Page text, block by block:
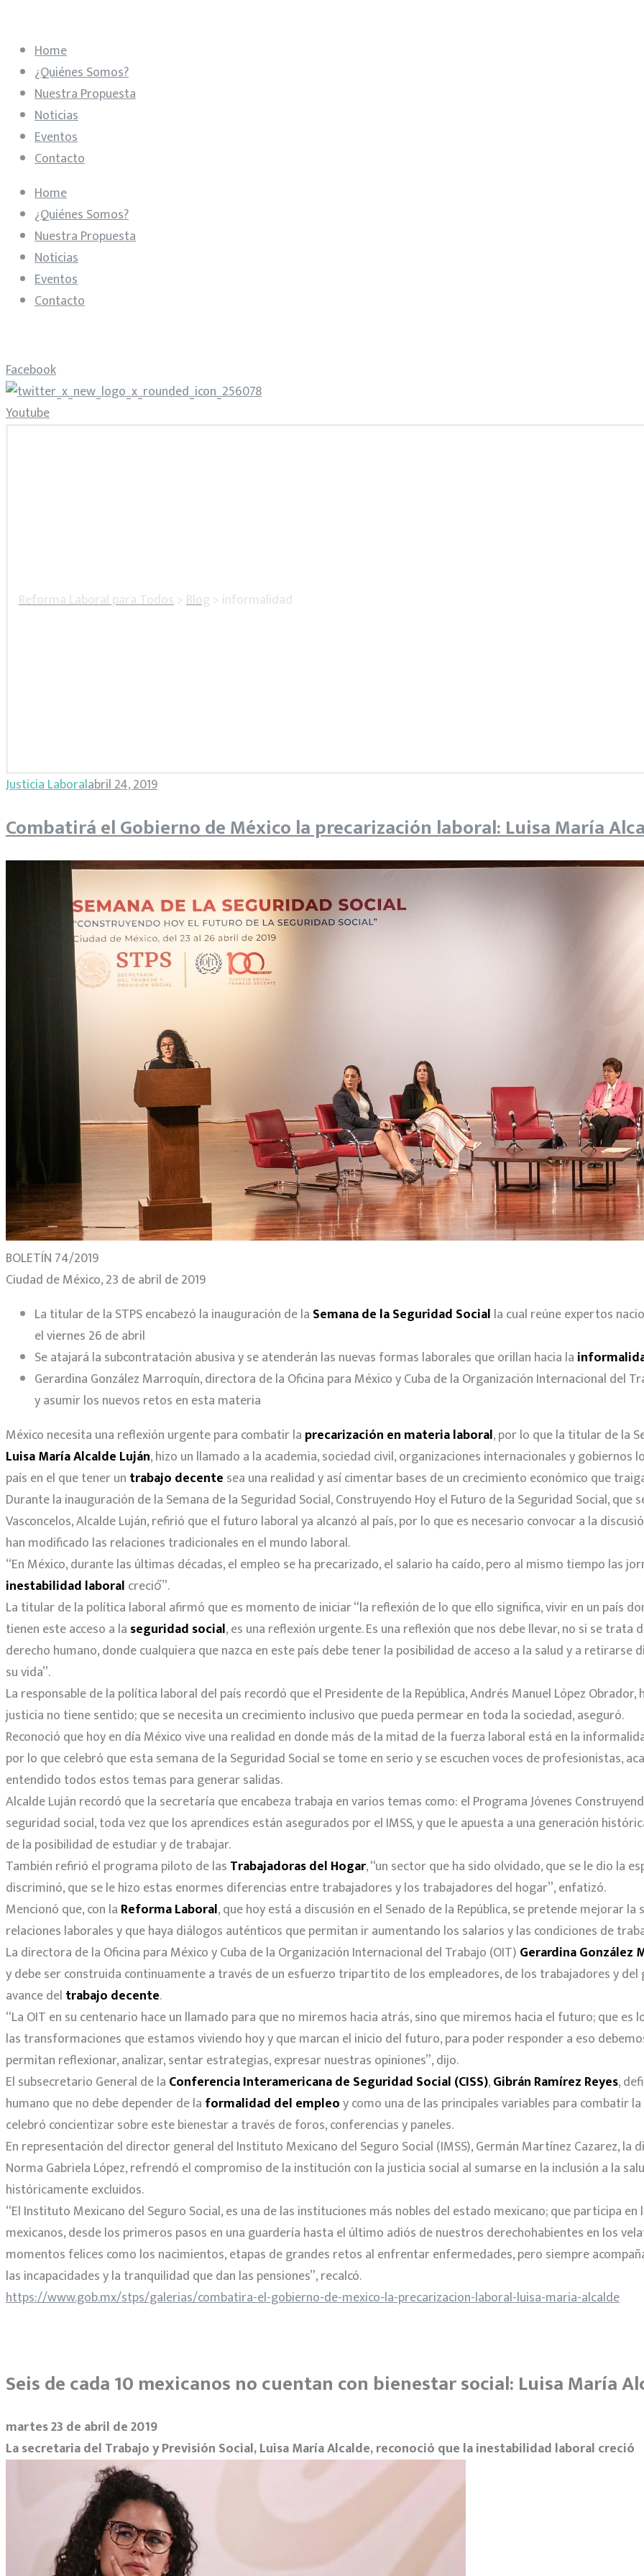
Home
¿Quiénes Somos?
Nuestra Propuesta
Noticias
Eventos
Contacto
Home
¿Quiénes Somos?
Nuestra Propuesta
Noticias
Eventos
Contacto
Facebook
Youtube
Reforma Laboral para Todos> Blog > informalidad
Etiqueta:
informalidad
Justicia Laboralabril 24, 2019
Combatirá el Gobierno de México la precarización laboral: Luisa María
BOLETÍN 74/2019
Ciudad de México, 23 de abril de 2019
La titular de la STPS encabezó la inauguración de la Semana de la Seguridad Social la cual reúne expertos
el viernes 26 de abril
Se atajará la subcontratación abusiva y se atenderán las nuevas formas laborales que orillan hacia la
Gerardina González Marroquín, directora de la Oficina para México y Cuba de la Organización Internacional del
y asumir los nuevos retos en esta materia
México necesita una reflexión urgente para combatir la precarización en materia laboral, por lo que la titular de la
Luisa María Alcalde Luján, hizo un llamado a la academia, sociedad civil, organizaciones internacionales y
país en el que tener un trabajo decente sea una realidad y así cimentar bases de un crecimiento económico que
Durante la inauguración de la Semana de la Seguridad Social, Construyendo Hoy el Futuro de la Seguridad Social,
Vasconcelos, Alcalde Luján, refirió que el futuro laboral ya alcanzó al país, por lo que es necesario convocar a la
han modificado las relaciones tradicionales en el mundo laboral.
“En México, durante las últimas décadas, el empleo se ha precarizado, el salario ha caído, pero al mismo tiempo las
inestabilidad laboral creció́”.
La titular de la política laboral afirmó que es momento de iniciar “la reflexión de lo que ello significa, vivir en un país
tienen este acceso a la seguridad social, es una reflexión urgente. Es una reflexión que nos debe llevar, no si se
derecho humano, donde cualquiera que nazca en este país debe tener la posibilidad de acceso a la salud y a
su vida”.
La responsable de la política laboral del país recordó que el Presidente de la República, Andrés Manuel López
justicia no tiene sentido; que se necesita un crecimiento inclusivo que pueda permear en toda la sociedad, aseguró.
Reconoció que hoy en día México vive una realidad en donde más de la mitad de la fuerza laboral está en la
por lo que celebró que esta semana de la Seguridad Social se tome en serio y se escuchen voces de profesionistas,
entendido todos estos temas para generar salidas.
Alcalde Luján recordó que la secretaría que encabeza trabaja en varios temas como: el Programa Jóvenes
seguridad social, toda vez que los aprendices están asegurados por el IMSS, y que le apuesta a una generación
de la posibilidad de estudiar y de trabajar.
También refirió el programa piloto de las Trabajadoras del Hogar, “un sector que ha sido olvidado, que se le dio la
discriminó, que se le hizo estas enormes diferencias entre trabajadores y los trabajadores del hogar”, enfatizó.
Mencionó que, con la Reforma Laboral, que hoy está a discusión en el Senado de la República, se pretende mejorar
relaciones laborales y que haya diálogos auténticos que permitan ir aumentando los salarios y las condiciones de
La directora de la Oficina para México y Cuba de la Organización Internacional del Trabajo (OIT) Gerardina González
y debe ser construida continuamente a través de un esfuerzo tripartito de los empleadores, de los trabajadores y
avance del trabajo decente.
“La OIT en su centenario hace un llamado para que no miremos hacia atrás, sino que miremos hacia el futuro; que es
las transformaciones que estamos viviendo hoy y que marcan el inicio del futuro, para poder responder a eso
permitan reflexionar, analizar, sentar estrategias, expresar nuestras opiniones”, dijo.
El subsecretario General de la Conferencia Interamericana de Seguridad Social (CISS),Gibrán Ramírez Reyes,
humano que no debe depender de la formalidad del empleoy como una de las principales variables para combatir
celebró concientizar sobre este bienestar a través de foros, conferencias y paneles.
En representación del director general del Instituto Mexicano del Seguro Social (IMSS), Germán Martínez Cazarez, la
Norma Gabriela López, refrendó el compromiso de la institución con la justicia social al sumarse en la inclusión a la
históricamente excluidos.
“El Instituto Mexicano del Seguro Social, es una de las instituciones más nobles del estado mexicano; que participa
mexicanos, desde los primeros pasos en una guardería hasta el último adiós de nuestros derechohabientes en los
momentos felices como los nacimientos, etapas de grandes retos al enfrentar enfermedades, pero siempre
las incapacidades y la tranquilidad que dan las pensiones”, recalcó.
https://www.gob.mx/stps/galerias/combatira-el-gobierno-de-mexico-la-precarizacion-laboral-luisa-maria-alcalde
Seis de cada 10 mexicanos no cuentan con bienestar social: Luisa María
martes 23 de abril de 2019
La secretaria del Trabajo y Previsión Social, Luisa María Alcalde, reconoció que la inestabilidad laboral creció